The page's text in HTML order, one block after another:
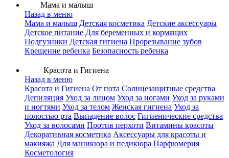
Мама и малыш
Назад в меню
Мама и малыш Детская косметика Детские аксессуары
Детское питание Для беременных и кормящих
Подгузники Детская гигиена Прорезывание зубов
Крещение ребенка Безопасность ребенка
Красота и Гигиена
Назад в меню
Красота и Гигиена От пота Солнцезащитные средства
Депиляция Уход за лицом Уход за ногами Уход за руками
и ногтями Уход за телом Женская гигиена Уход за
полостью рта Выпадение волос Гигиенические средства
Уход за волосами Против перхоти Витамины красоты
Декоративная косметика Аксессуары для красоты и
макияжа Для маникюра и педикюра Парфюмерия
Косметология